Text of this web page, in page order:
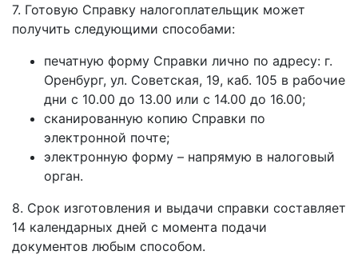
7. Готовую Справку налогоплательщик может
получить следующими способами:
печатную форму Справки лично по адресу: г.
Оренбург, ул. Советская, 19, каб. 105 в рабочие
дни с 10.00 до 13.00 или с 14.00 до 16.00;
сканированную копию Справки по
электронной почте;
электронную форму – напрямую в налоговый
орган.
8. Срок изготовления и выдачи справки составляет
14 календарных дней с момента подачи
документов любым способом.